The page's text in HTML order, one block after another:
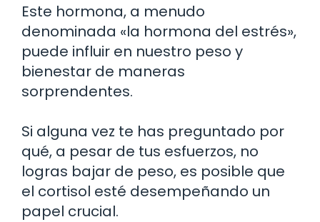
Este hormona, a menudo
denominada «la hormona del estrés»,
puede influir en nuestro peso y
bienestar de maneras
sorprendentes.
Si alguna vez te has preguntado por
qué, a pesar de tus esfuerzos, no
logras bajar de peso, es posible que
el cortisol esté desempeñando un
papel crucial.